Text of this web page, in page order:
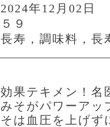
2024年12月02日
５９
長寿，調味料，長
効果テキメン！
みそがパワーア
そは血圧を上げず